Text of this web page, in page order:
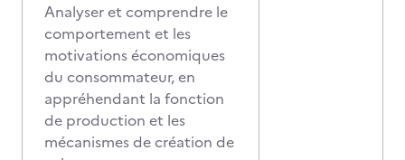
Analyser et comprendre le
comportement et les
motivations économiques
du consommateur, en
appréhendant la fonction
de production et les
mécanismes de création de